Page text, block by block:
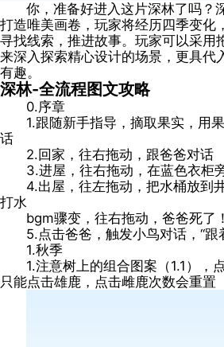
你，准备好进入这片深林了吗？
打造唯美画卷，玩家将经历四季变化
寻找线索，推进故事。玩家可以采用
来深入探索精心设计的场景，更具代
有趣。
深林-全流程图文攻略
0.序章
1.跟随新手指导，摘取果实，用
话
2.回家，往右拖动，跟爸爸对话
3.进屋，往右拖动，在蓝色衣柜
4.出屋，往左拖动，把水桶放到
打水
bgm骤变，往右拖动，爸爸死了！
5.点击爸爸，触发小鸟对话，“跟
1.秋季
1.注意树上的组合图案（1.1），
只能点击雄鹿，点击雌鹿次数会重置